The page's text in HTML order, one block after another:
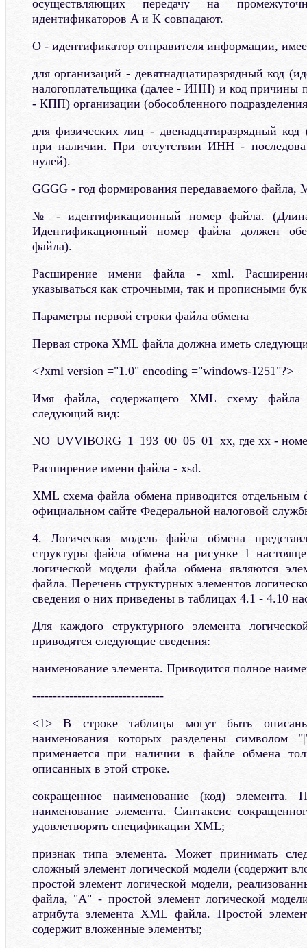
осуществляющих передачу на
идентификаторов A и K совпадают.
O - идентификатор отправителя информации,
для организаций - девятнадцатиразрядный код
налогоплательщика (далее - ИНН) и код причины
- КПП) организации (обособленного
для физических лиц - двенадцатиразрядный
при наличии. При отсутствии ИНН -
нулей).
GGGG - год формирования передаваемого файла,
№ - идентификационный номер файла.
Идентификационный номер файла должен
файла).
Расширение имени файла - xml.
указываться как строчными, так и прописными
Параметры первой строки файла обмена
Первая строка XML файла должна иметь
<?xml version ="1.0" encoding ="windows-1251"?>
Имя файла, содержащего XML схему файла
следующий вид:
NO_UVVIBORG_1_193_00_05_01_xx, где xx -
Расширение имени файла - xsd.
XML схема файла обмена приводится отдельным
официальном сайте Федеральной налоговой
4. Логическая модель файла обмена
структуры файла обмена на рисунке 1
логической модели файла обмена являются
файла. Перечень структурных элементов
сведения о них приведены в таблицах 4.1 - 4.10
Для каждого структурного элемента
приводятся следующие сведения:
наименование элемента. Приводится полное
--------------------------------
<1> В строке таблицы могут быть описаны
наименования которых разделены символом
применяется при наличии в файле обмена
описанных в этой строке.
сокращенное наименование (код) элемента.
наименование элемента. Синтаксис
удовлетворять спецификации XML;
признак типа элемента. Может принимать
сложный элемент логической модели (содержит
простой элемент логической модели,
файла, "А" - простой элемент логической
атрибута элемента XML файла. Простой
содержит вложенные элементы;